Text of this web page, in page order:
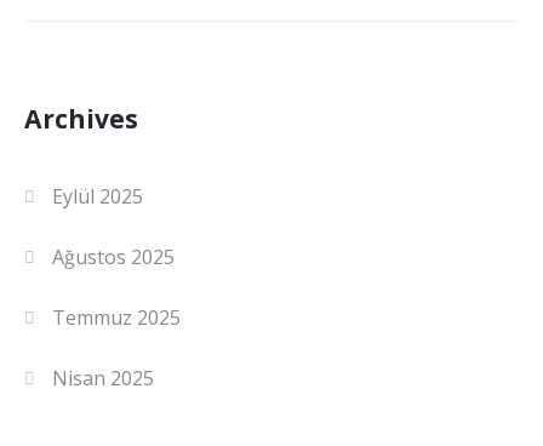
Archives
Eylül 2025
Ağustos 2025
Temmuz 2025
Nisan 2025